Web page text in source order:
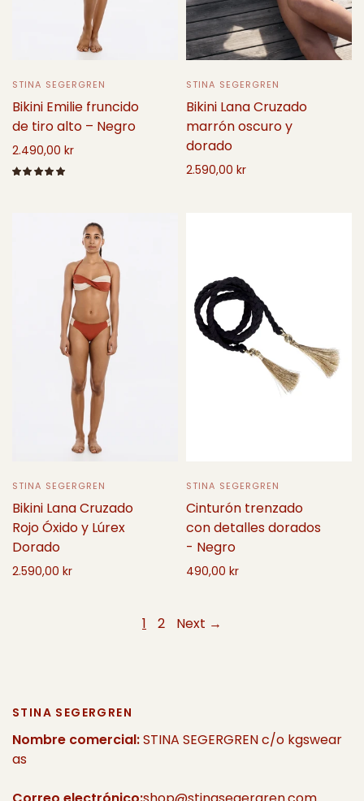
STINA SEGERGREN
Bikini Emilie fruncido
de tiro alto – Negro
2.490,00 kr
Seleccione opciones
STINA SEGERGREN
Bikini Lana Cruzado
marrón oscuro y
dorado
2.590,00 kr
STINA SEGERGREN
Bikini Lana Cruzado
Rojo Óxido y Lúrex
Dorado
2.590,00 kr
STINA SEGERGREN
Cinturón trenzado
con detalles dorados
- Negro
490,00 kr
1 2 Next →
STINA SEGERGREN
Nombre comercial:STINA SEGERGREN c/o kgswear
as